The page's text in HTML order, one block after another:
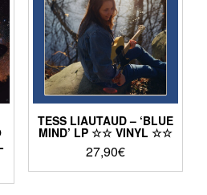
TESS LIAUTAUD – ‘BLUE
MIND’ LP ☆☆ VINYL ☆☆
27,90€